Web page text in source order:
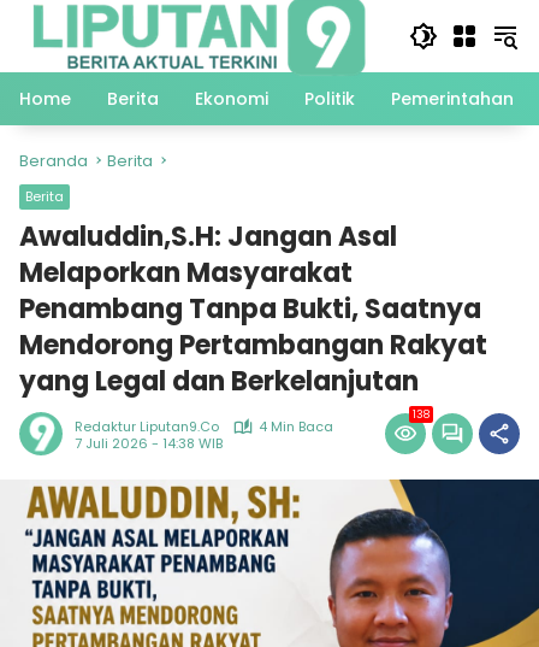
Langsung
Home
Berita Ekonomi Politik Pemerintahan
Beranda Berita
Berita
Awaluddin,S.H: Jangan Asal
Melaporkan Masyarakat
Penambang Tanpa Bukti, Saatnya
Mendorong Pertambangan Rakyat
yang Legal dan Berkelanjutan
Redaktur Liputan9.co
4 Min Baca
7 Juli 2026 - 14:38 WIB
138